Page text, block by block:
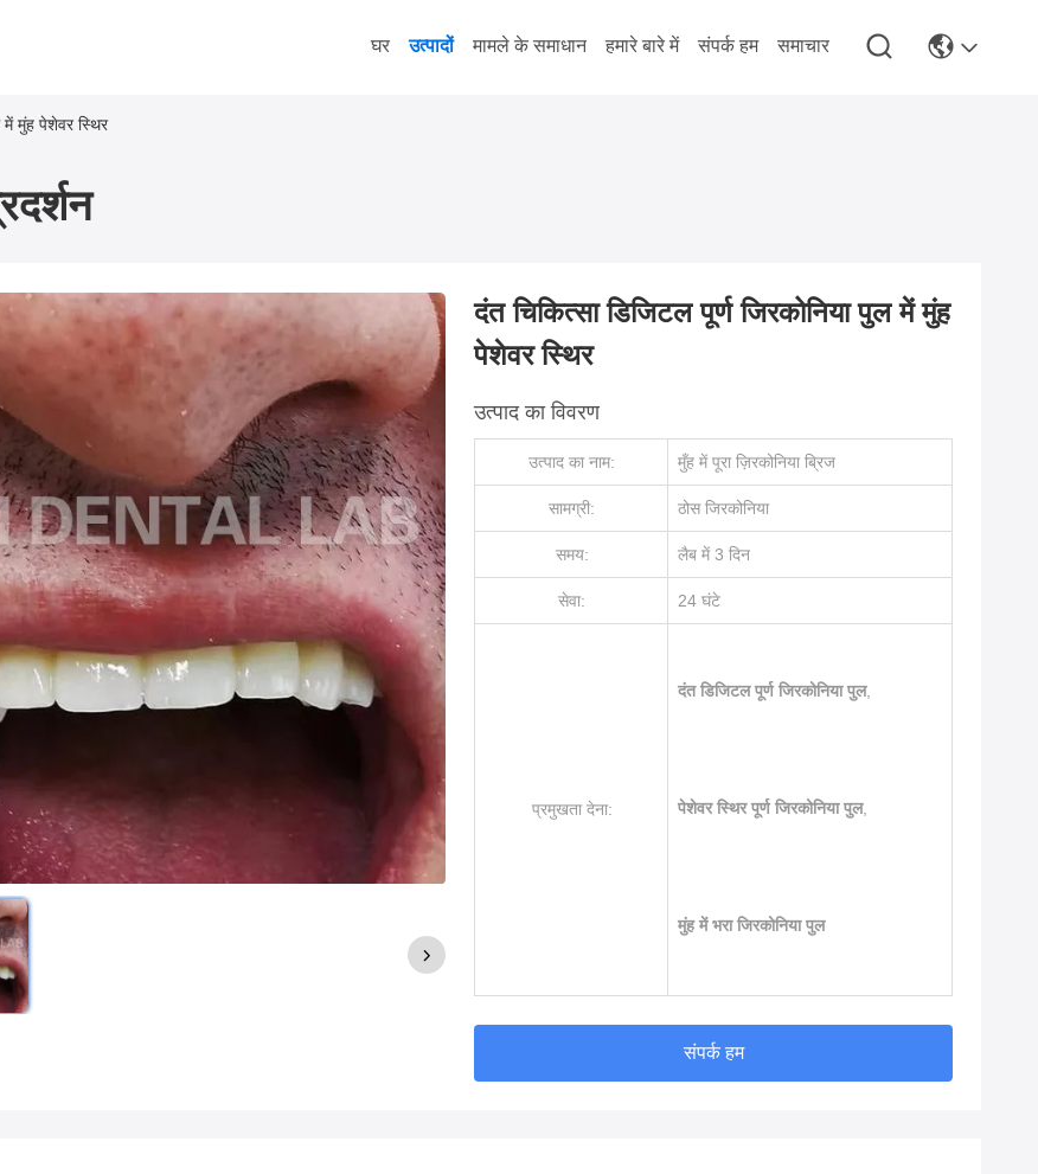
घर उत्पादों मामले के समाधान हमारे बारे में संपर्क हम समाचार
में मुंह पेशेवर स्थिर
दंत चिकित्सा डिजिटल पूर्ण जिरकोनिया पुल में मुंह
पेशेवर स्थिर
उत्पाद का विवरण
उत्पाद का नाम: मुँह में पूरा ज़िरकोनिया ब्रिज
सामग्री: ठोस जिरकोनिया
समय: लैब में 3 दिन
सेवा: 24 घंटे
प्रमुखता देना:
दंत डिजिटल पूर्ण जिरकोनिया पुल,
पेशेवर स्थिर पूर्ण जिरकोनिया पुल,
मुंह में भरा जिरकोनिया पुल
संपर्क हम